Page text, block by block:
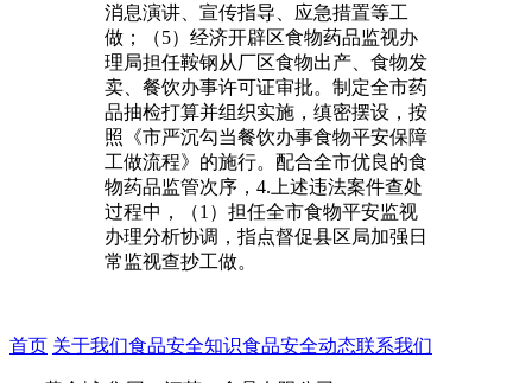
消息演讲、宣传指导、应急措置等工
做；（5）经济开辟区食物药品监视办
理局担任鞍钢从厂区食物出产、食物发
卖、餐饮办事许可证审批。制定全市药
品抽检打算并组织实施，缜密摆设，按
照《市严沉勾当餐饮办事食物平安保障
工做流程》的施行。配合全市优良的食
物药品监管次序，4.上述违法案件查处
过程中，（1）担任全市食物平安监视
办理分析协调，指点督促县区局加强日
常监视查抄工做。
首页 关于我们食品安全知识食品安全动态联系我们